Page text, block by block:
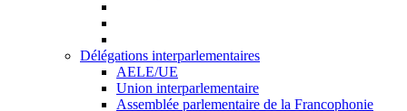
Délégations interparlementaires
AELE/UE
Union interparlementaire
Assemblée parlementaire de la Francophonie